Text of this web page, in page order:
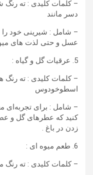
– کلمات کلیدی : ته
دسر مانند
– شامل : شیرینی خود را
عسل و حتی لذت های میوه
5. عرقیات گل و گیاه :
– کلمات کلیدی : ته
اسطوخودوس
– شامل : برای تجربه‌ای
کنید که عطرهای گل و
زدن در باغ .
6. طعم میوه ای :
– کلمات کلیدی : ته رنگ